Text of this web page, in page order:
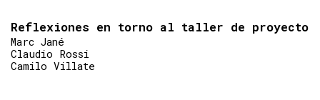
Reflexiones en torno al taller de proyecto
Marc Jané
Claudio Rossi
Camilo Villate